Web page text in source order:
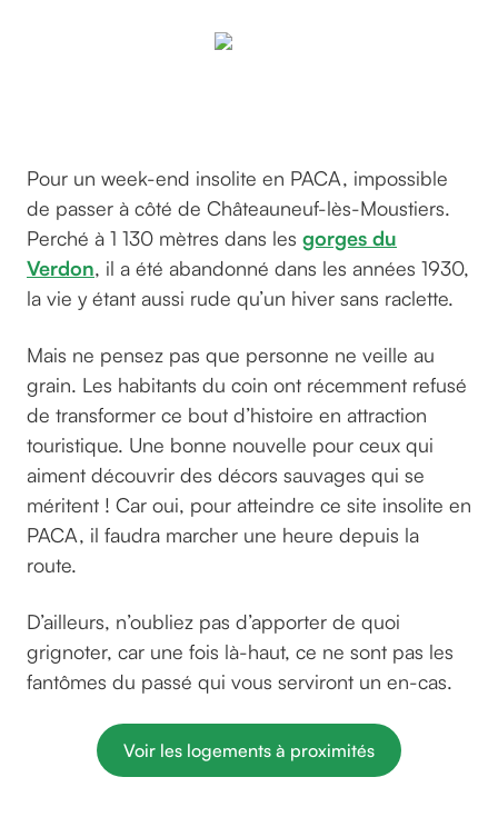
Pour un week-end insolite en PACA, impossible
de passer à côté de Châteauneuf-lès-Moustiers.
Perché à 1 130 mètres dans les gorges du
Verdon, il a été abandonné dans les années 1930,
la vie y étant aussi rude qu’un hiver sans raclette.
Mais ne pensez pas que personne ne veille au
grain. Les habitants du coin ont récemment refusé
de transformer ce bout d’histoire en attraction
touristique. Une bonne nouvelle pour ceux qui
aiment découvrir des décors sauvages qui se
méritent ! Car oui, pour atteindre ce site insolite en
PACA, il faudra marcher une heure depuis la
route.
D’ailleurs, n’oubliez pas d’apporter de quoi
grignoter, car une fois là-haut, ce ne sont pas les
fantômes du passé qui vous serviront un en-cas.
Voir les logements à proximités